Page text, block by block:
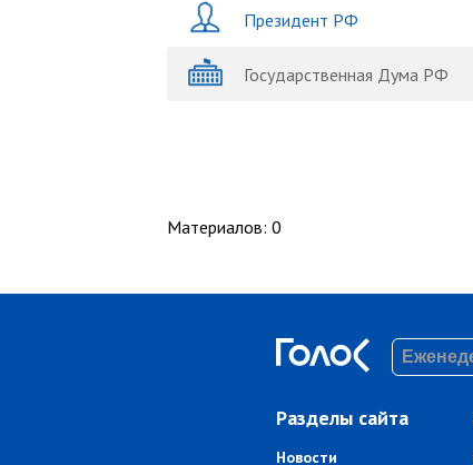
Президент РФ
Государственная Дума РФ
Материалов: 0
Разделы сайта
Новости